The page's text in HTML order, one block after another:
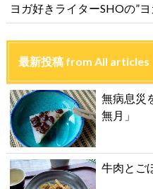
ヨガ好きライターSHOの”
最新投稿 from All articles
無病息災
無月」
牛肉とご